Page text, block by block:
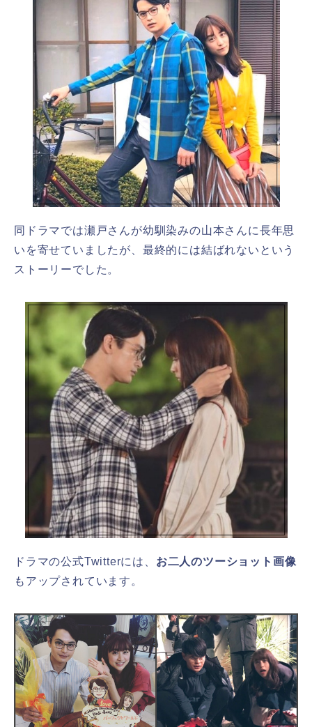
同ドラマでは瀬戸さんが幼馴染みの山本さんに長年思
いを寄せていましたが、最終的には結ばれないという
ストーリーでした。
ドラマの公式Twitterには、 お二人のツーショット画像
もアップされています。